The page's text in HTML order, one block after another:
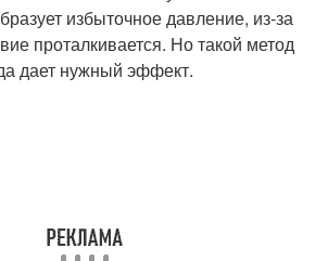
избыточное давление, из-за
проталкивается. Но такой метод
дает нужный эффект.